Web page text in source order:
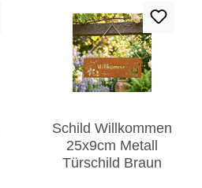
Schild Willkommen
25x9cm Metall
Türschild Braun